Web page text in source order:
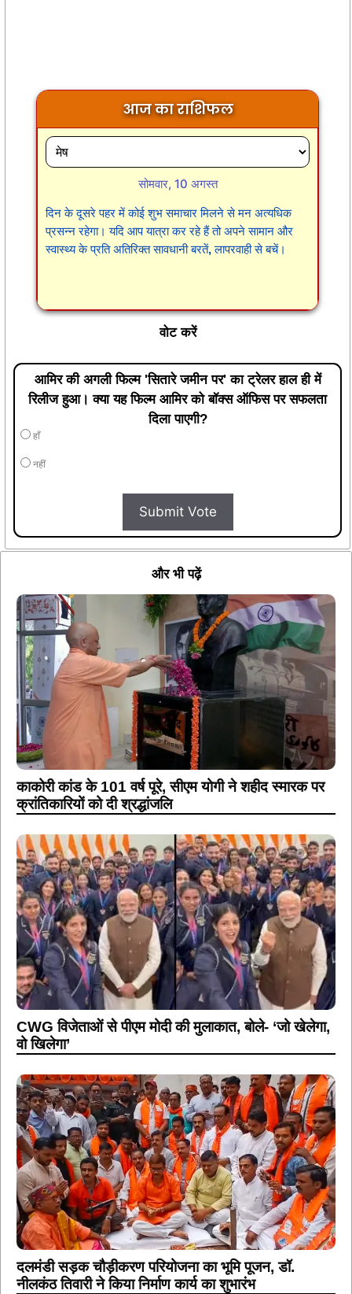
आज का राशिफल
सोमवार, 10 अगस्त
दिन के दूसरे पहर में कोई शुभ समाचार मिलने से मन अत्यधिक
प्रसन्न रहेगा। यदि आप यात्रा कर रहे हैं तो अपने सामान और
स्वास्थ्य के प्रति अतिरिक्त सावधानी बरतें, लापरवाही से बचें।
वोट करें
आमिर की अगली फिल्म 'सितारे जमीन पर' का ट्रेलर हाल ही में
रिलीज हुआ। क्या यह फिल्म आमिर को बॉक्स ऑफिस पर सफलता
दिला पाएगी?
हाँ
नहीं
Submit Vote
और भी पढ़ें
काकोरी कांड के 101 वर्ष पूरे, सीएम योगी ने शहीद स्मारक पर
क्रांतिकारियों को दी श्रद्धांजलि
CWG विजेताओं से पीएम मोदी की मुलाकात, बोले- ‘जो खेलेगा,
वो खिलेगा’
दलमंडी सड़क चौड़ीकरण परियोजना का भूमि पूजन, डॉ.
नीलकंठ तिवारी ने किया निर्माण कार्य का शुभारंभ